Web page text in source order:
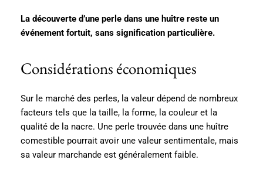
La découverte d’une perle dans une huître reste un
événement fortuit, sans signification particulière.
Considérations économiques
Sur le marché des perles, la valeur dépend de nombreux
facteurs tels que la taille, la forme, la couleur et la
qualité de la nacre. Une perle trouvée dans une huître
comestible pourrait avoir une valeur sentimentale, mais
sa valeur marchande est généralement faible.